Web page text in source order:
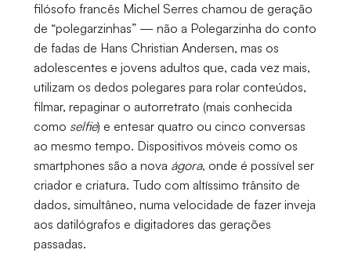
filósofo francês Michel Serres chamou de geração
de “polegarzinhas” — não a Polegarzinha do conto
de fadas de Hans Christian Andersen, mas os
adolescentes e jovens adultos que, cada vez mais,
utilizam os dedos polegares para rolar conteúdos,
filmar, repaginar o autorretrato (mais conhecida
como selfie) e entesar quatro ou cinco conversas
ao mesmo tempo. Dispositivos móveis como os
smartphones são a nova ágora, onde é possível ser
criador e criatura. Tudo com altíssimo trânsito de
dados, simultâneo, numa velocidade de fazer inveja
aos datilógrafos e digitadores das gerações
passadas.